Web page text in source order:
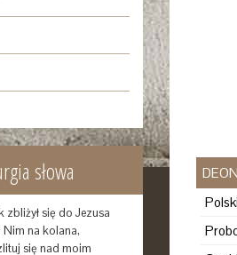
słowa
zbliżył się do Jezusa
na kolana,
się nad moim
DEON